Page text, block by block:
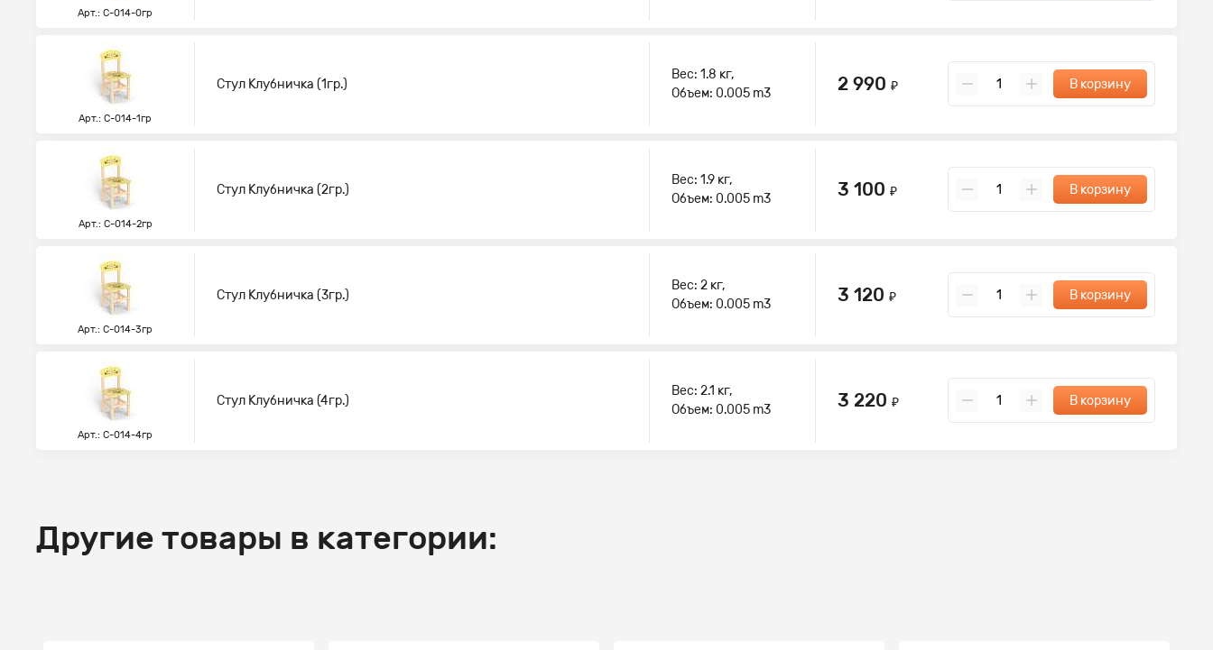
Арт.: С-014-0гр
Арт.: С-014-1гр
Стул Клубничка (1гр.)
Вес: 1.8 кг,
Объем: 0.005 m3
2 990 ₽ В корзину
Арт.: С-014-2гр
Стул Клубничка (2гр.)
Вес: 1.9 кг,
Объем: 0.005 m3
3 100 ₽ В корзину
Арт.: С-014-3гр
Стул Клубничка (3гр.)
Вес: 2 кг,
Объем: 0.005 m3
3 120 ₽ В корзину
Арт.: С-014-4гр
Стул Клубничка (4гр.)
Вес: 2.1 кг,
Объем: 0.005 m3
3 220 ₽ В корзину
Другие товары в категории: